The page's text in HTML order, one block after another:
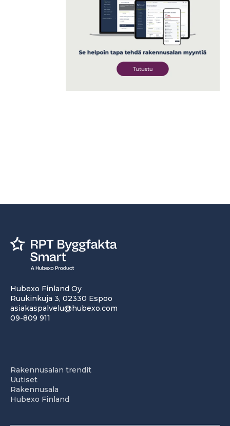
Hubexo Finland Oy
Ruukinkuja 3, 02330 Espoo
asiakaspalvelu@hubexo.com
09-809 911
Rakennusalan trendit
Uutiset
Rakennusala
Hubexo Finland